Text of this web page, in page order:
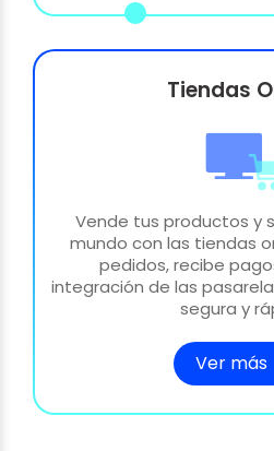
Tiendas
Vende tus productos y
mundo con las tiendas
pedidos, recibe
integración de las
segura y
Ver más